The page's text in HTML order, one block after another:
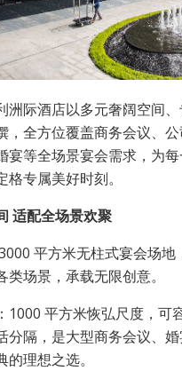
洲际酒店以多元奢阔空间
，全方位覆盖商务会议、公
宴等全场景宴会需求，为
专属美好时刻。
适配全场景欢聚
平方米无柱式宴会场地
类场景，承载无限创意。
：1000 平方米恢弘尺度，可
分隔，是大型商务会议、
理想之选。